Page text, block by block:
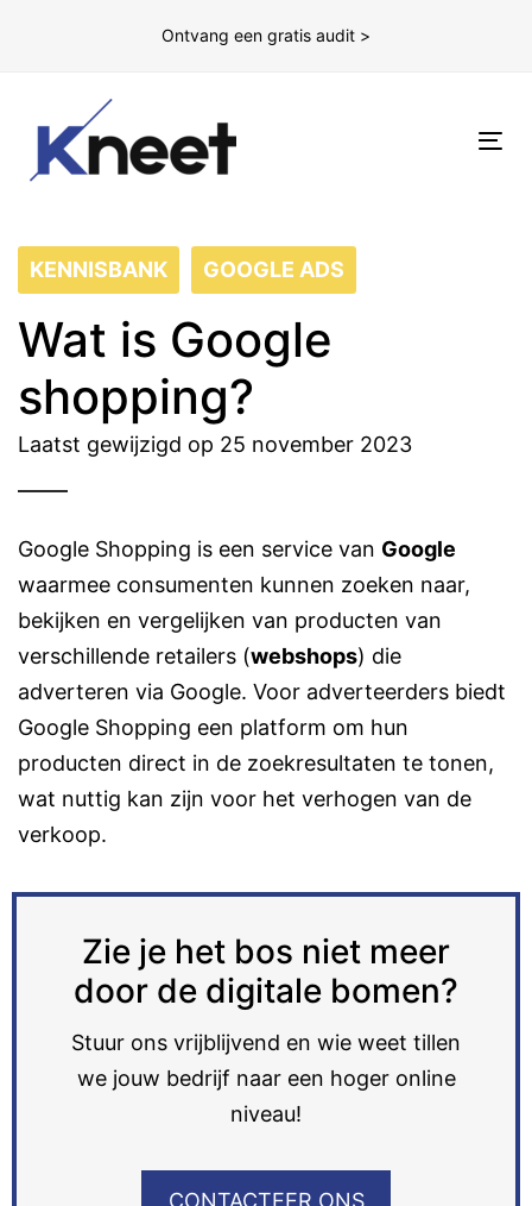
Ontvang een gratis audit >
KENNISBANK GOOGLE ADS
Wat is Google
shopping?
Laatst gewijzigd op 25 november 2023
Google Shopping is een service van Google
waarmee consumenten kunnen zoeken naar,
bekijken en vergelijken van producten van
verschillende retailers (webshops) die
adverteren via Google. Voor adverteerders biedt
Google Shopping een platform om hun
producten direct in de zoekresultaten te tonen,
wat nuttig kan zijn voor het verhogen van de
verkoop.
Zie je het bos niet meer
door de digitale bomen?
Stuur ons vrijblijvend en wie weet tillen
we jouw bedrijf naar een hoger online
niveau!